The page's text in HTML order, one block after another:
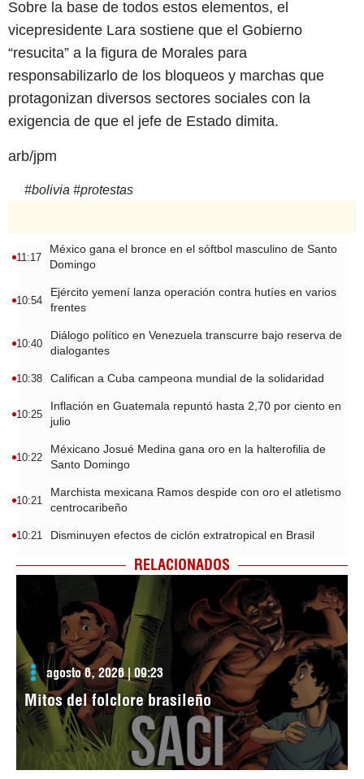
Sobre la base de todos estos elementos, el
vicepresidente Lara sostiene que el Gobierno
“resucita” a la figura de Morales para
responsabilizarlo de los bloqueos y marchas que
protagonizan diversos sectores sociales con la
exigencia de que el jefe de Estado dimita.
arb/jpm
#bolivia #protestas
11:17
México gana el bronce en el sóftbol masculino de Santo
Domingo
10:54
Ejército yemení lanza operación contra hutíes en varios
frentes
10:40
Diálogo político en Venezuela transcurre bajo reserva de
dialogantes
10:38 Califican a Cuba campeona mundial de la solidaridad
10:25
Inflación en Guatemala repuntó hasta 2,70 por ciento en
julio
10:22
Méxicano Josué Medina gana oro en la halterofilia de
Santo Domingo
10:21
Marchista mexicana Ramos despide con oro el atletismo
centrocaribeño
10:21 Disminuyen efectos de ciclón extratropical en Brasil
RELACIONADOS
agosto 6, 2026 | 09:23
Mitos del folclore brasileño